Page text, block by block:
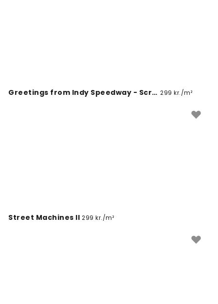
Greetings from Indy Speedway - Screenprint Postcard 299 kr./m²
Street Machines II 299 kr./m²